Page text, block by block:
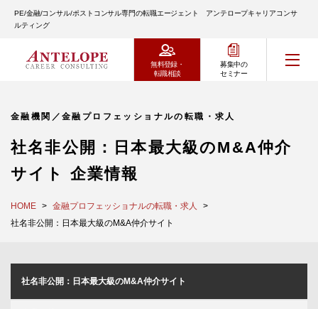
PE/金融/コンサル/ポストコンサル専門の転職エージェント アンテロープキャリアコンサ
ルティング
無料登録・
転職相談
募集中の
セミナー
金融機関／金融プロフェッショナルの転職・求人
社名非公開：日本最大級のM&A仲介
サイト 企業情報
HOME
金融プロフェッショナルの転職・求人
社名非公開：日本最大級のM&A仲介サイト
社名非公開：日本最大級のM&A仲介サイト